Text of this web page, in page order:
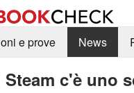
e prove News
Steam c'è uno